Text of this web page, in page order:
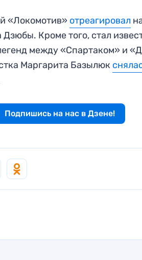
«Локомотив» отреагировал
Кроме того, стал
между «Спартаком» и
Маргарита Базылюк
Подпишись на нас в Дзене!